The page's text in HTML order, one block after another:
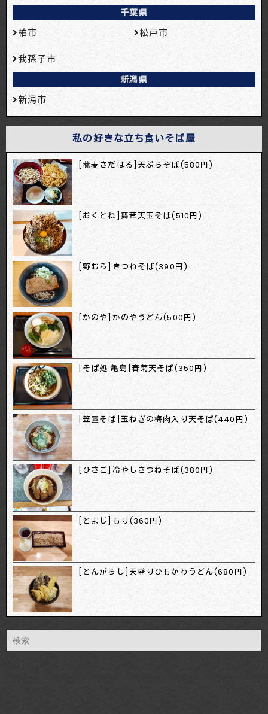
千葉県
柏市 松戸市
我孫子市
新潟県
新潟市
私の好きな立ち食いそば屋
[蕎麦さだはる]天ぷらそば(580円)
[おくとね]舞茸天玉そば(510円)
[野むら]きつねそば(390円)
[かのや]かのやうどん(500円)
[そば処 亀島]春菊天そば(350円)
[笠置そば]玉ねぎの梅肉入り天そば(440円)
[ひさご]冷やしきつねそば(380円)
[とよじ]もり(360円)
[とんがらし]天盛りひもかわうどん(680円)